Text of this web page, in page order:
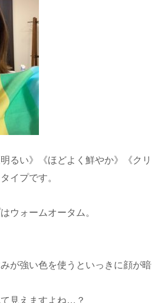
るい》《ほどよく鮮やか》《クリ
イプです。
ウォームオータム。
が強い色を使うといっきに顔が暗
見えますよね…？